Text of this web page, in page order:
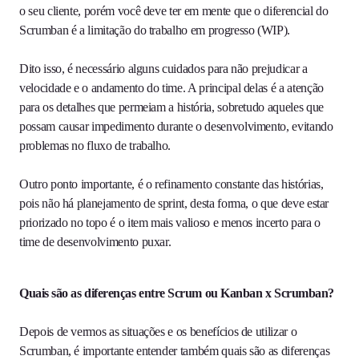
o seu cliente, porém você deve ter em mente que o diferencial do
Scrumban é a limitação do trabalho em progresso (WIP).
Dito isso, é necessário alguns cuidados para não prejudicar a
velocidade e o andamento do time. A principal delas é a atenção
para os detalhes que permeiam a história, sobretudo aqueles que
possam causar impedimento durante o desenvolvimento, evitando
problemas no fluxo de trabalho.
Outro ponto importante, é o refinamento constante das histórias,
pois não há planejamento de sprint, desta forma, o que deve estar
priorizado no topo é o item mais valioso e menos incerto para o
time de desenvolvimento puxar.
Quais são as diferenças entre Scrum ou Kanban x Scrumban?
Depois de vermos as situações e os benefícios de utilizar o
Scrumban, é importante entender também quais são as diferenças